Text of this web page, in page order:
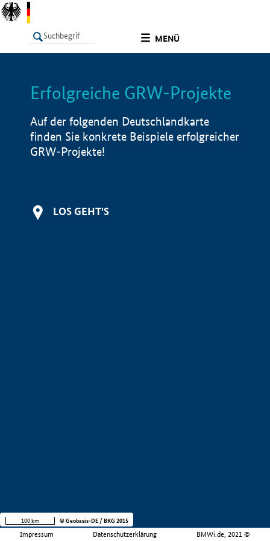
MENÜ
LISTE Info
Erfolgreiche GRW-Projekte
Auf der folgenden Deutschlandkarte
finden Sie konkrete Beispiele erfolgreicher
GRW-Projekte!
LOS GEHT'S
Impressum Datenschutzerklärung BMWi.de, 2021 ©
100 km © Geobasis-DE / BKG 2015